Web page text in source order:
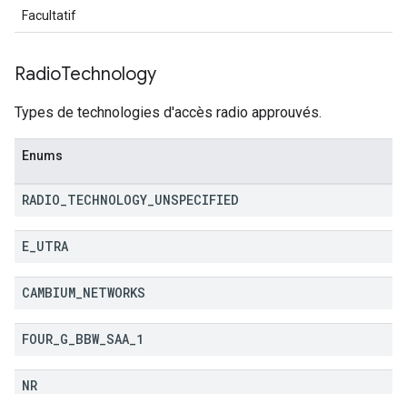
Facultatif
RadioTechnology
Types de technologies d'accès radio approuvés.
Enums
RADIO TECHNOLOGY UNSPECIFIED
E UTRA
CAMBIUM NETWORKS
FOUR G BBW_ SAA 1
NR